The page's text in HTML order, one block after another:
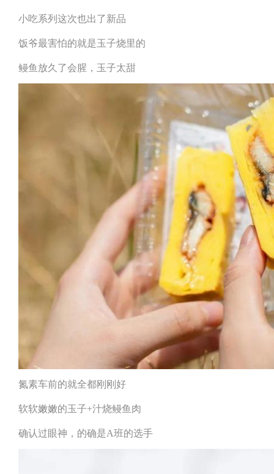
小吃系列这次也出了新品
饭爷最害怕的就是玉子烧里的
鳗鱼放久了会腥，玉子太甜
氮素车前的就全都刚刚好
软软嫩嫩的玉子+汁烧鳗鱼肉
确认过眼神，的确是A班的选手